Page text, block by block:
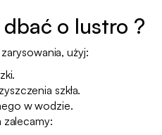
o lustro ?
użyj:
szkła.
w wodzie.
zalecamy: